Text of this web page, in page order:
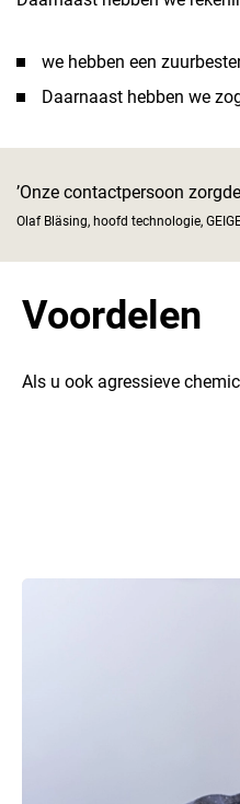
we hebben een
Daarnaast hebben we
’Onze contactpersoon
Olaf Bläsing, hoofd technologie,
Voordelen
Als u ook agressieve